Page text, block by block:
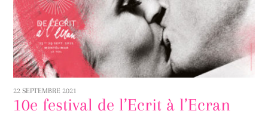
22 SEPTEMBRE 2021
10e festival de l’Ecrit à l’Ecran